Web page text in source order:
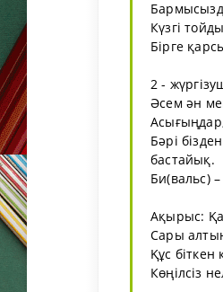
Күзгі
Бірге
2 -
Әсем ән
Бәрі
бастайық.
Би(вальс)
Ақырыс:
Сары
Құс біткен
Көңілсіз